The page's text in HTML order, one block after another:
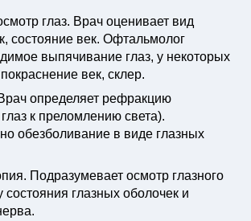
глаз. Врач оценивает вид
состояние век. Офтальмолог
выпячивание глаз, у некоторых
век, склер.
определяет рефракцию
к преломлению света).
обезболивание в виде глазных
Подразумевает осмотр глазного
состояния глазных оболочек и